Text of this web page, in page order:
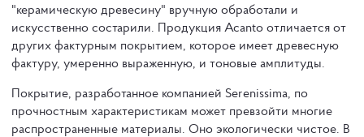
"керамическую древесину" вручную обработали и
искусственно состарили. Продукция Acanto отличается от
других фактурным покрытием, которое имеет древесную
фактуру, умеренно выраженную, и тоновые амплитуды.
Покрытие, разработанное компанией Serenissima, по
прочностным характеристикам может превзойти многие
распространенные материалы. Оно экологически чистое. В